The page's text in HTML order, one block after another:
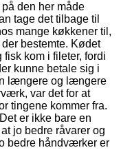
den her måde
tage det tilbage til
mange køkkener til,
bestemte. Kødet
fisk kom i filet­er, fordi
kunne betale sig i
længere og længere
var det for at
tingene kommer fra.
er ikke bare en
jo bedre råvarer og
bedre håndværker er